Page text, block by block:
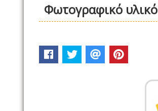
Φωτογραφικό υλικό